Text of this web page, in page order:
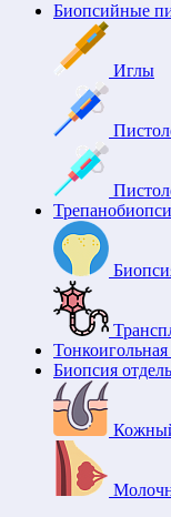
Биопсийные
Иглы
Биопсия